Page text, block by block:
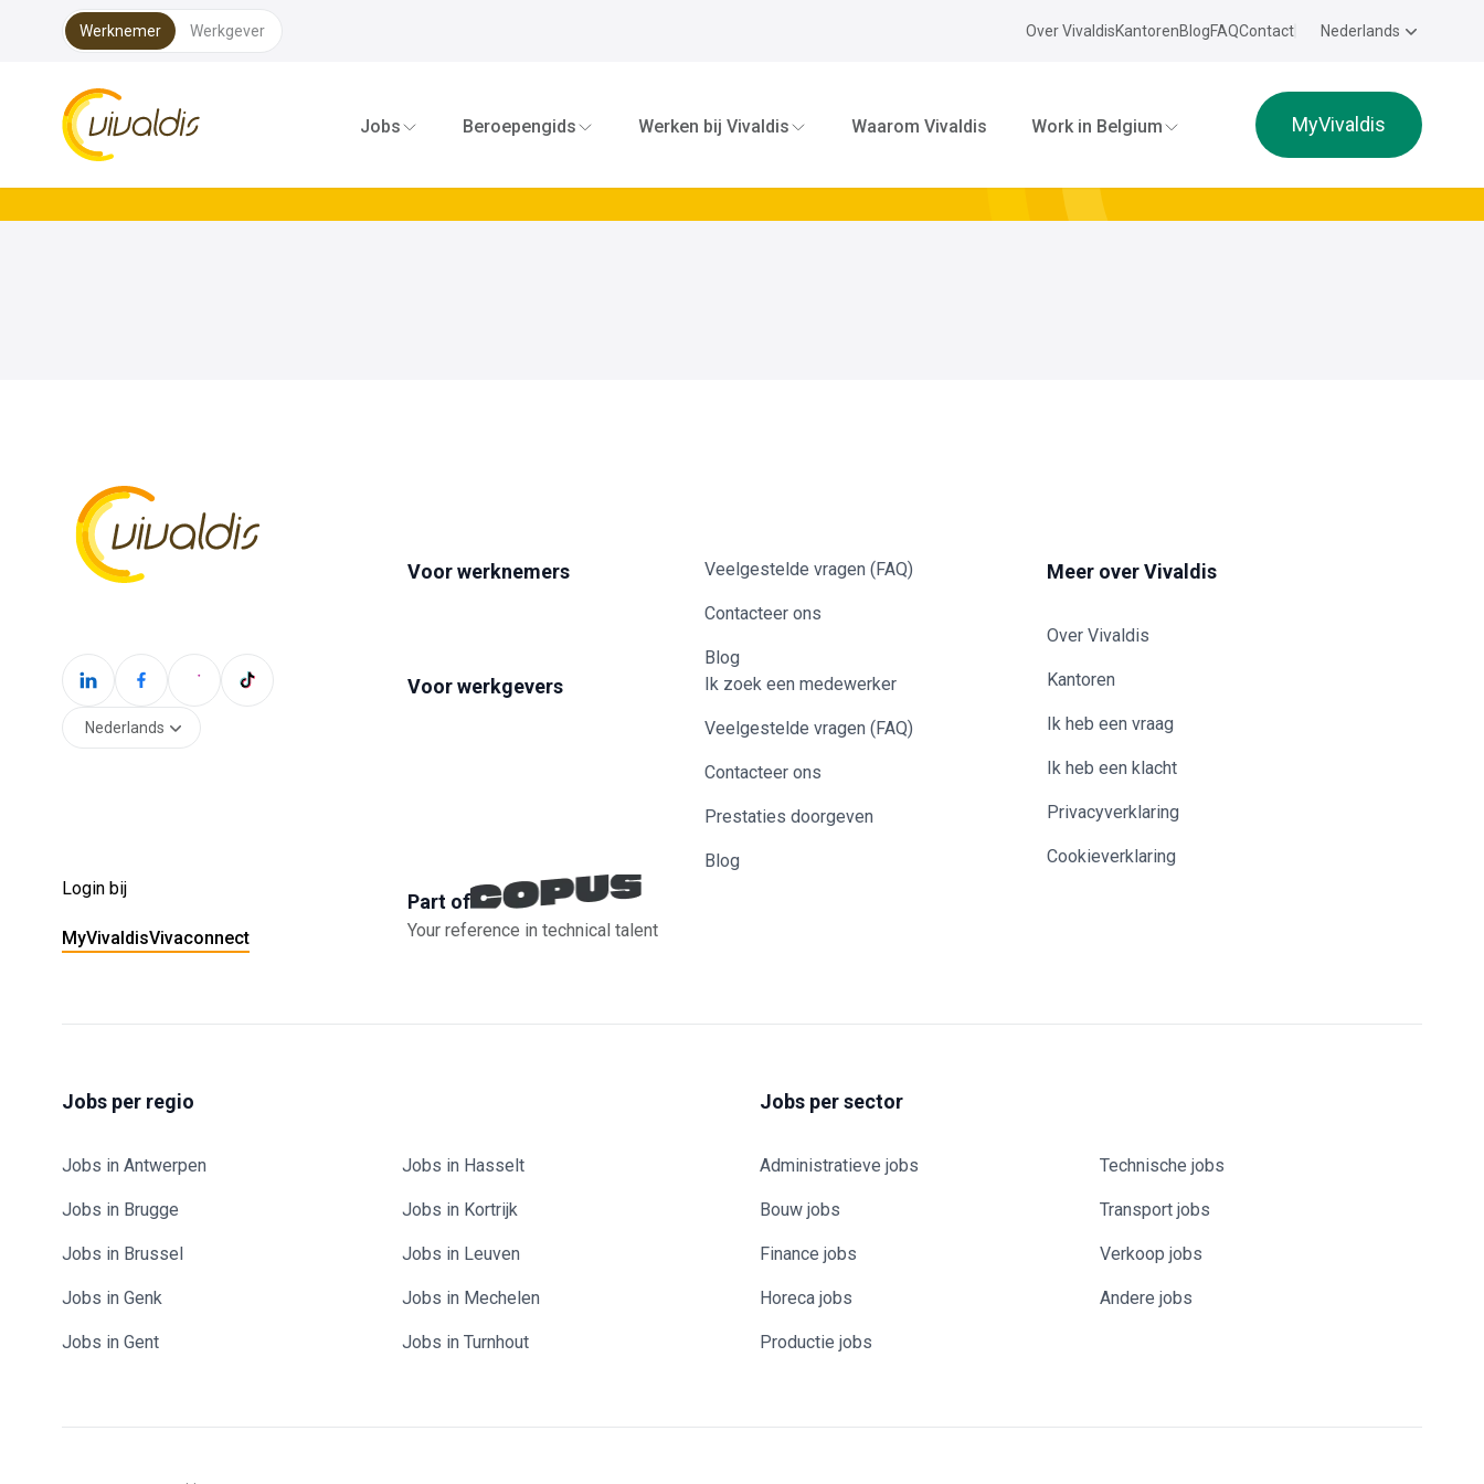
Werknemer Werkgever Over VivaldisKantorenBlogFAQContact Nederlands
Vivaldis Interim
Jobs
Beroepengids Werken bij Vivaldis Waarom Vivaldis Work in Belgium MyVivaldis
Bel me op
Nederlands
Login bij
MyVivaldisVivaconnect
Voor werknemers Veelgestelde vragen (FAQ)
Contacteer ons
Blog
Voor werkgevers Ik zoek een medewerker
Veelgestelde vragen (FAQ)
Contacteer ons
Prestaties doorgeven
Blog
Part of
Your reference in technical talent
Meer over Vivaldis
Over Vivaldis
Kantoren
Ik heb een vraag
Ik heb een klacht
Privacyverklaring
Cookieverklaring
Jobs per regio
Jobs in Antwerpen
Jobs in Brugge
Jobs in Brussel
Jobs in Genk
Jobs in Gent
Jobs in Hasselt
Jobs in Kortrijk
Jobs in Leuven
Jobs in Mechelen
Jobs in Turnhout
Jobs per sector
Administratieve jobs
Bouw jobs
Finance jobs
Horeca jobs
Productie jobs
Technische jobs
Transport jobs
Verkoop jobs
Andere jobs